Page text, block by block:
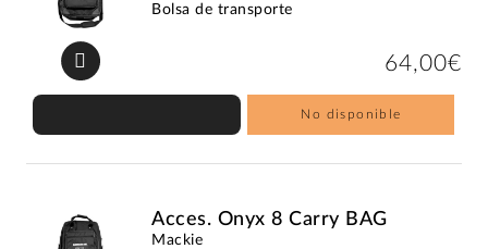
Bolsa de transporte
64,00€
No disponible
Acces. Onyx 8 Carry BAG
Mackie